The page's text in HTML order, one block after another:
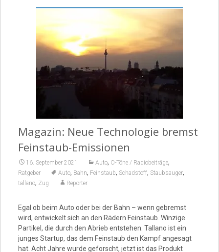
Nachrichten, Texte, Podcast, O-Töne,
Video
Magazin: Neue Technologie bremst
Feinstaub-Emissionen
16. September 2021 Auto, O-Töne / Radiobeiträge,
Ratgeber Auto, Bahn, Feinstaub, Schadstoff, Staubsauger,
tallano, Zug Reporter
Egal ob beim Auto oder bei der Bahn – wenn gebremst
wird, entwickelt sich an den Rädern Feinstaub. Winzige
Partikel, die durch den Abrieb entstehen. Tallano ist ein
junges Startup, das dem Feinstaub den Kampf angesagt
hat. Acht Jahre wurde geforscht, jetzt ist das Produkt